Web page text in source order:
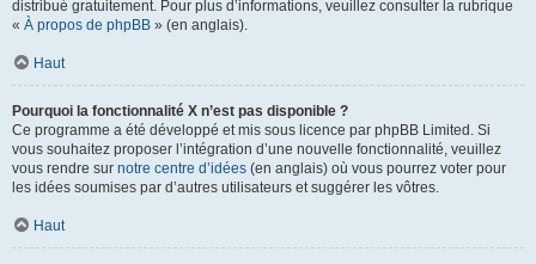
distribué gratuitement. Pour plus d’informations, veuillez consulter la rubrique
« À propos de phpBB » (en anglais).
Haut
Pourquoi la fonctionnalité X n’est pas disponible ?
Ce programme a été développé et mis sous licence par phpBB Limited. Si
vous souhaitez proposer l’intégration d’une nouvelle fonctionnalité, veuillez
vous rendre sur notre centre d’idées (en anglais) où vous pourrez voter pour
les idées soumises par d’autres utilisateurs et suggérer les vôtres.
Haut